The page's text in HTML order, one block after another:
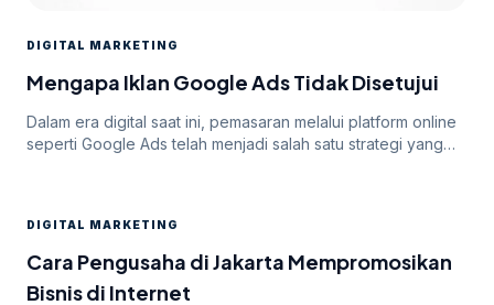
DIGITAL MARKETING
Mengapa Iklan Google Ads Tidak Disetujui
Dalam era digital saat ini, pemasaran melalui platform online
seperti Google Ads telah menjadi salah satu strategi yang
menghadapi tantangan dalam mendapatkan persetujuan
iklan mereka. Dalam artikel ini, kita akan membahas
mengapa […]
DIGITAL MARKETING
Cara Pengusaha di Jakarta Mempromosikan
Bisnis di Internet